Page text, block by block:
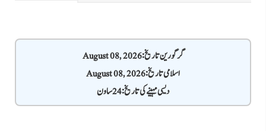
گرگورین تاریخ: August 08, 2026
اسلامی تاریخ: August 08, 2026
دیسی مہینے کی تاریخ: 24 ساون